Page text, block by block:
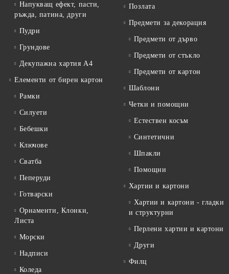
Напукващ ефект, пасти,
ръжда, патина, други
Пудри
Грундове
Декупажна хартия А4
Елементи от бирен картон
Рамки
Силуети
Бебешки
Ключове
Сватба
Пеперуди
Готварски
Орнаменти, Клонки,
Листа
Морски
Надписи
Коледа
Позлата
Предмети за декорация
Предмети от дърво
Предмети от стъкло
Предмети от картон
Шаблони
Четки и помощни
Естествен косъм
Синтетични
Шпакли
Помощни
Хартии и картони
Хартии и картони - гладки
и структурни
Перлени хартии и картони
Други
Филц